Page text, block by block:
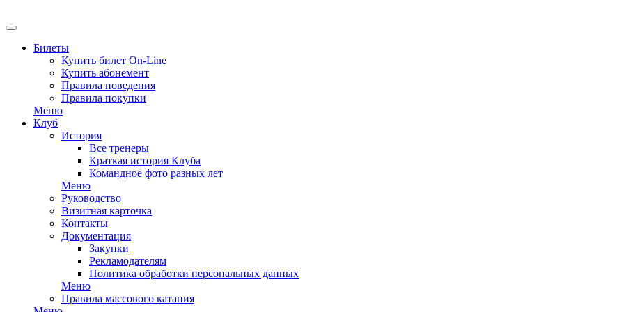
Билеты
Купить билет On-Line
Купить абонемент
Правила поведения
Правила покупки
Меню
Клуб
История
Все тренеры
Краткая история Клуба
Командное фото разных лет
Меню
Руководство
Визитная карточка
Контакты
Документация
Закупки
Рекламодателям
Политика обработки персональных данных
Меню
Правила массового катания